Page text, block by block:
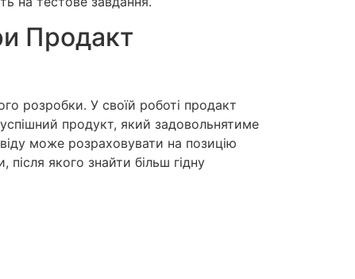
Продакт
розробки. У своїй роботі продакт
продукт, який задовольнятиме
може розраховувати на позицію
якого знайти більш гідну